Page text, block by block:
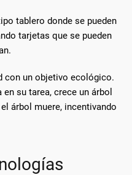
tablero donde se pueden
tarjetas que se pueden
con un objetivo ecológico.
su tarea, crece un árbol
árbol muere, incentivando